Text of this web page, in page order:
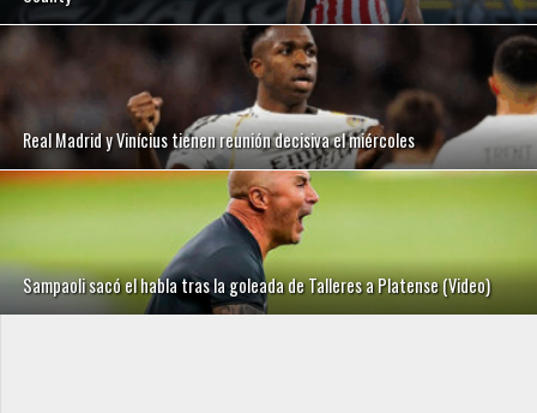
Real Madrid y Vinícius tienen reunión decisiva el miércoles
Sampaoli sacó el habla tras la goleada de Talleres a Platense (Video)